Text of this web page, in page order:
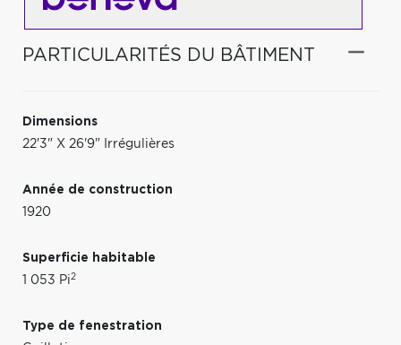
PARTICULARITÉS DU BÂTIMENT
Dimensions
22'3" X 26'9" Irrégulières
Année de construction
1920
Superficie habitable
1 053 Pi2
Type de fenestration